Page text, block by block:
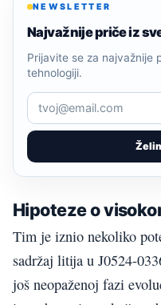
NEWSLETTER
Najvažnije priče iz
Prijavite se za najvažnije
tehnologiji.
Hipoteze o
Tim je iznio nekoliko
sadržaj litija u J0524-
još neopaženoj fazi